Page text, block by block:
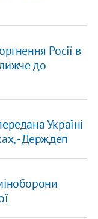
Росії в
до
Україні
- Держдеп